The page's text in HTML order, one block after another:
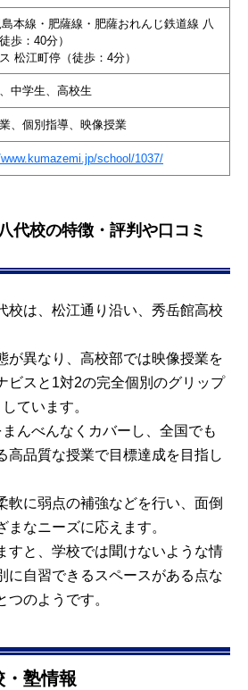
本線・肥薩線・肥薩おれんじ鉄道線 八
歩：40分）
松江町停（徒歩：4分）
中学生、高校生
、個別指導、映像授業
school/1037/
代校の特徴・評判や口コミ
校は、松江通り沿い、秀岳館高校
が異なり、高校部では映像授業を
ビスと1対2の完全個別のグリップ
ています。
んべんなくカバーし、全国でも
高品質な授業で目標達成を目指し
軟に弱点の補強などを行い、面倒
まなニーズに応えます。
すと、学校では聞けないような情
に自習できるスペースがある点な
つのようです。
・塾情報